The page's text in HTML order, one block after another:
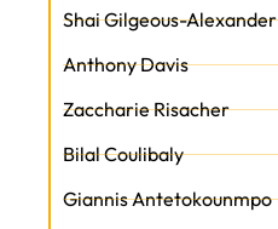
Shai Gilgeous-Alexander
Anthony Davis
Zaccharie Risacher
Bilal Coulibaly
Giannis Antetokounmpo